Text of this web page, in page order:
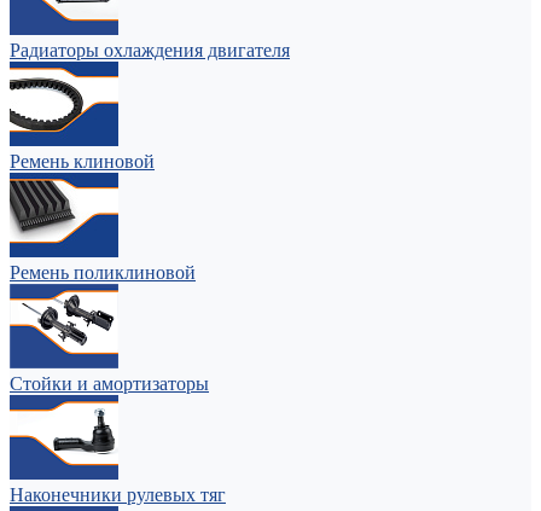
Радиаторы охлаждения двигателя
Ремень клиновой
Ремень поликлиновой
Стойки и амортизаторы
Наконечники рулевых тяг